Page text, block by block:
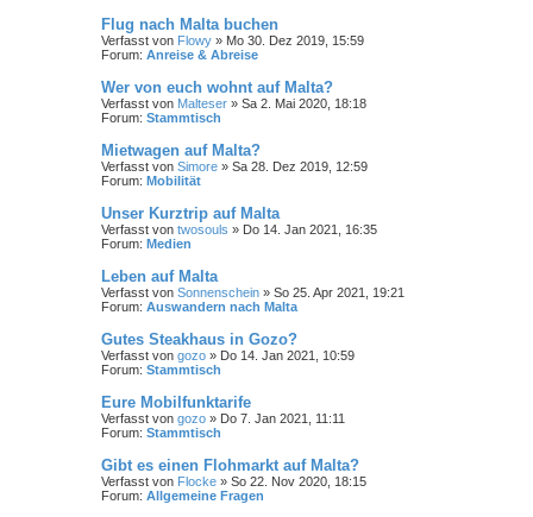
Flug nach Malta buchen
Verfasst von Flowy » Mo 30. Dez 2019, 15:59
Forum: Anreise & Abreise
Wer von euch wohnt auf Malta?
Verfasst von Malteser » Sa 2. Mai 2020, 18:18
Forum: Stammtisch
Mietwagen auf Malta?
Verfasst von Simore » Sa 28. Dez 2019, 12:59
Forum: Mobilität
Unser Kurztrip auf Malta
Verfasst von twosouls » Do 14. Jan 2021, 16:35
Forum: Medien
Leben auf Malta
Verfasst von Sonnenschein » So 25. Apr 2021, 19:21
Forum: Auswandern nach Malta
Gutes Steakhaus in Gozo?
Verfasst von gozo » Do 14. Jan 2021, 10:59
Forum: Stammtisch
Eure Mobilfunktarife
Verfasst von gozo » Do 7. Jan 2021, 11:11
Forum: Stammtisch
Gibt es einen Flohmarkt auf Malta?
Verfasst von Flocke » So 22. Nov 2020, 18:15
Forum: Allgemeine Fragen